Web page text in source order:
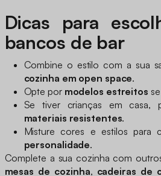
Dicas para
bancos de bar
Combine o estilo com a sua
cozinha em open space.
Opte por modelos estreitos
Se tiver crianças em casa,
materiais resistentes.
Misture cores e estilos para
personalidade.
Complete a sua cozinha com
mesas de cozinha, cadeiras de